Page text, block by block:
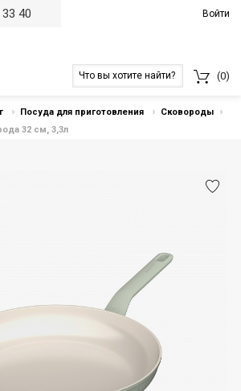
40
(0)
Войти
Посуда для приготовления
Сковороды
32 см, 3,3л